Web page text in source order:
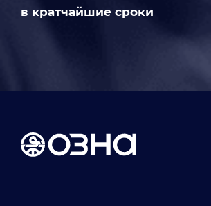
в кратчайшие сроки